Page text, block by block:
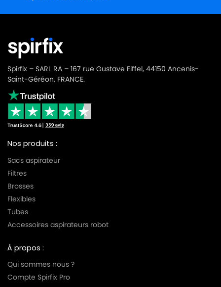
Spirfix – SARL RA – 167 rue Gustave Eiffel, 44150 Ancenis-
Saint-Géréon, FRANCE.
Nos produits :
Sacs aspirateur
Filtres
Brosses
Flexibles
Tubes
Accessoires aspirateurs robot
À propos :
Qui sommes nous ?
Compte Spirfix Pro